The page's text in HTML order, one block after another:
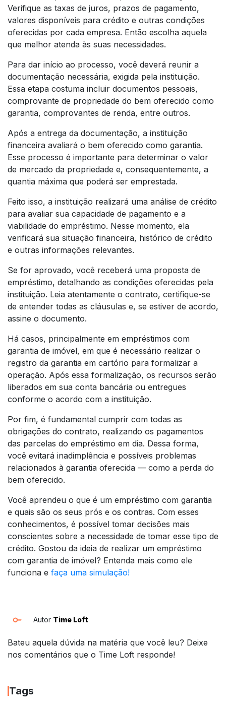
Verifique as taxas de juros, prazos de pagamento,
valores disponíveis para crédito e outras condições
oferecidas por cada empresa. Então escolha aquela
que melhor atenda às suas necessidades.
Para dar início ao processo, você deverá reunir a
documentação necessária, exigida pela instituição.
Essa etapa costuma incluir documentos pessoais,
comprovante de propriedade do bem oferecido como
garantia, comprovantes de renda, entre outros.
Após a entrega da documentação, a instituição
financeira avaliará o bem oferecido como garantia.
Esse processo é importante para determinar o valor
de mercado da propriedade e, consequentemente, a
quantia máxima que poderá ser emprestada.
Feito isso, a instituição realizará uma análise de crédito
para avaliar sua capacidade de pagamento e a
viabilidade do empréstimo. Nesse momento, ela
verificará sua situação financeira, histórico de crédito
e outras informações relevantes.
Se for aprovado, você receberá uma proposta de
empréstimo, detalhando as condições oferecidas pela
instituição. Leia atentamente o contrato, certifique-se
de entender todas as cláusulas e, se estiver de acordo,
assine o documento.
Há casos, principalmente em empréstimos com
garantia de imóvel, em que é necessário realizar o
registro da garantia em cartório para formalizar a
operação. Após essa formalização, os recursos serão
liberados em sua conta bancária ou entregues
conforme o acordo com a instituição.
Por fim, é fundamental cumprir com todas as
obrigações do contrato, realizando os pagamentos
das parcelas do empréstimo em dia. Dessa forma,
você evitará inadimplência e possíveis problemas
relacionados à garantia oferecida — como a perda do
bem oferecido.
Você aprendeu o que é um empréstimo com garantia
e quais são os seus prós e os contras. Com esses
conhecimentos, é possível tomar decisões mais
conscientes sobre a necessidade de tomar esse tipo de
crédito. Gostou da ideia de realizar um empréstimo
com garantia de imóvel? Entenda mais como ele
funciona e faça uma simulação!
Autor Time Loft
Bateu aquela dúvida na matéria que você leu? Deixe
nos comentários que o Time Loft responde!
Tags